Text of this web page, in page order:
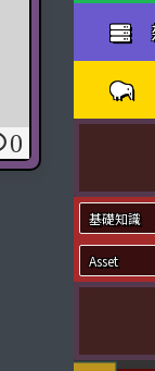
0
基礎知識
Asset